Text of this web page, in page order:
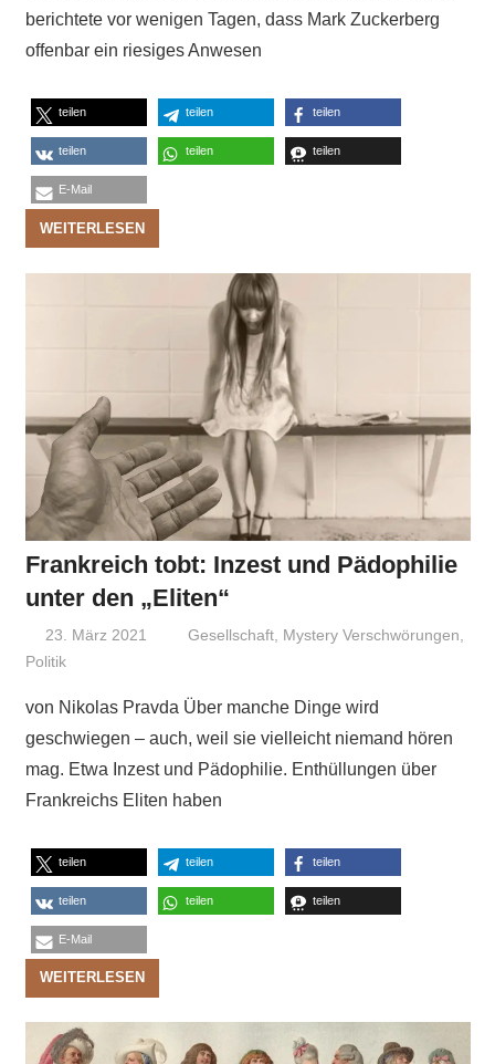
berichtete vor wenigen Tagen, dass Mark Zuckerberg
offenbar ein riesiges Anwesen
teilen teilen teilen
teilen teilen teilen
E-Mail
WEITERLESEN
Frankreich tobt: Inzest und Pädophilie
unter den „Eliten“
23. März 2021 Niki Vogt
Gesellschaft Mystery Verschwörungen
Politik
von Nikolas Pravda Über manche Dinge wird
geschwiegen – auch, weil sie vielleicht niemand hören
mag. Etwa Inzest und Pädophilie. Enthüllungen über
Frankreichs Eliten haben
teilen teilen teilen
teilen teilen teilen
E-Mail
WEITERLESEN